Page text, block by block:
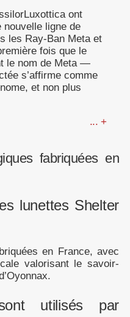
ont
ligne de
les Ray-Ban Meta et
fois que le
le nom de Meta —
s’affirme comme
et non plus
... +
fabriquées en
lunettes Shelter
en France, avec
valorisant le savoir-
utilisés par